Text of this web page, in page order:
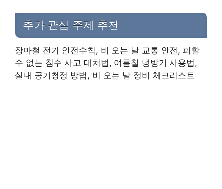
추가 관심 주제 추천
장마철 전기 안전수칙, 비 오는 날 교통 안전, 피할
수 없는 침수 사고 대처법, 여름철 냉방기 사용법,
실내 공기청정 방법, 비 오는 날 정비 체크리스트